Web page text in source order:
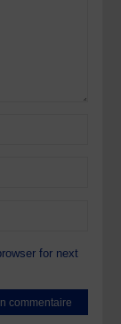
for next